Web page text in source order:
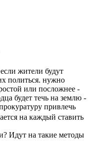
жители будут
политься. нужно
или посложнее -
будет течь на землю -
привлечь
на каждый ставить
Идут на такие методы